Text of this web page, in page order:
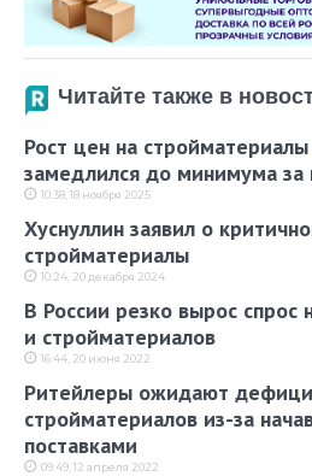
Читайте также в
Рост цен на
замедлился до минимума за
10:38, 18 ноября 2025
Хуснуллин заявил о
стройматериалы
10:24, 20 декабря 2024
В России резко вырос
и стройматериалов
16:44, 20 июня 2022
Ритейлеры ожидают
стройматериалов из-за
поставками
09:49, 12 апреля 2022